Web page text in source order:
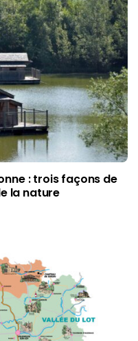
: trois façons de
la nature